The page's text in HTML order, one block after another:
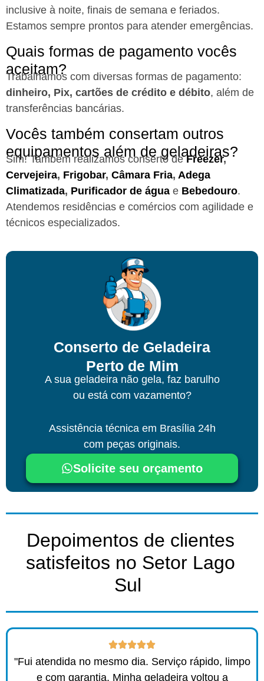
inclusive à noite, finais de semana e feriados.
Estamos sempre prontos para atender emergências.
Quais formas de pagamento vocês
aceitam?
Trabalhamos com diversas formas de pagamento:
dinheiro, Pix, cartões de crédito e débito, além de
transferências bancárias.
Vocês também consertam outros
equipamentos além de geladeiras?
Sim! Também realizamos conserto deFreezer,
Cervejeira, Frigobar, Câmara Fria, Adega
Climatizada, Purificador de água e Bebedouro.
Atendemos residências e comércios com agilidade e
técnicos especializados.
Conserto de Geladeira
Perto de Mim
A sua geladeira não gela, faz barulho
ou está com vazamento?
Assistência técnica em Brasília24h
com peças originais.
Solicite seu orçamento
Depoimentos de clientes
satisfeitos no Setor Lago
Sul ​
"Fui atendida no mesmo dia. Serviço rápido, limpo
e com garantia. Minha geladeira voltou a